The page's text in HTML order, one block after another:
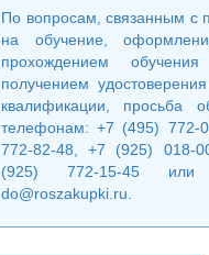
По вопросам, связанным с
на обучение,
прохождением
получением
квалификации, просьба
телефонам: +7 (495) 772-
772-82-48, +7 (925) 018-
(925) 772-15-45
do@roszakupki.ru